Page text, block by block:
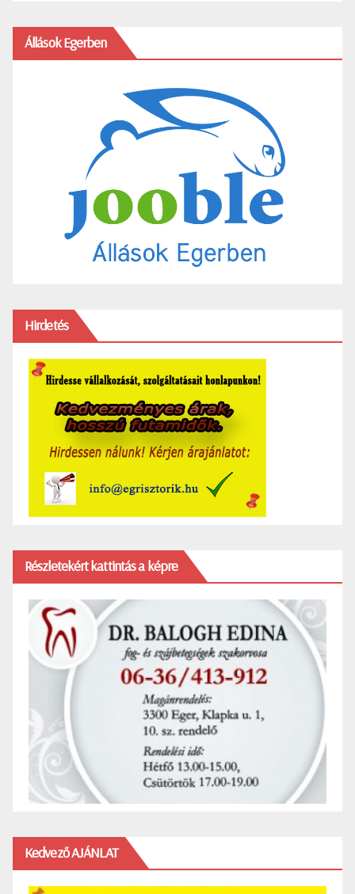
Állások Egerben
Hirdetés
Részletekért kattintás a képre
Kedvező AJÁNLAT